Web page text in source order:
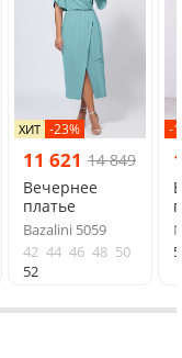
ХИТ -23%
11 621 14 849
Вечернее
платье
Bazalini 5059
42 44 46 48 50
52
-